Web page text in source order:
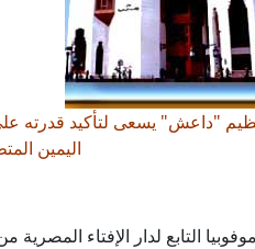
"داعش" يسعى لتأكيد قدرته
اليمين
التابع لدار الإفتاء